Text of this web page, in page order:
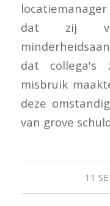
dat zij
dat collega's
misbruik
deze
van grove
11